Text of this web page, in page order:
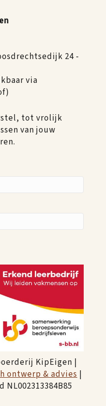
24 -
via
tot vrolijk
van jouw
KipEigen |
ontwerp & advies|
NL002313384B85